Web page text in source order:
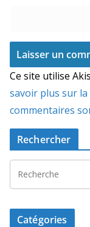
Ce site utilise
savoir plus sur
commentaires
Rechercher
Catégories